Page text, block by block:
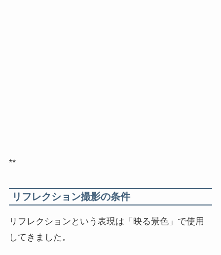
**
リフレクション撮影の条件
リフレクションという表現は「映る景色」で使用
してきました。